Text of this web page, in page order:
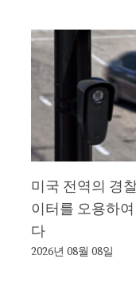
미국 전역의 경
이터를 오용하
다
2026년 08월 08일